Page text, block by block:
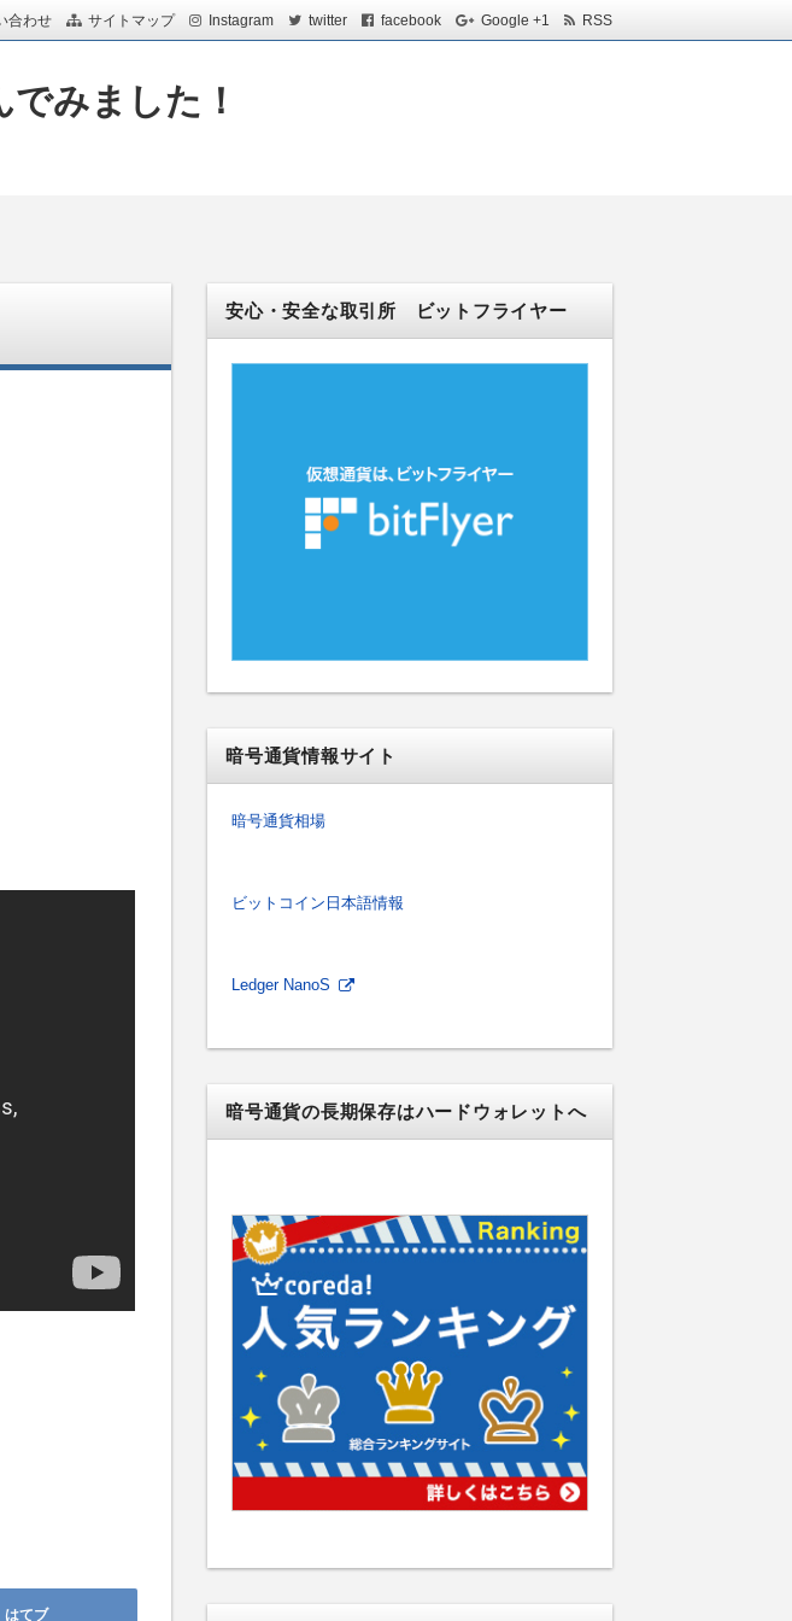
合わせ サイトマップ Instagram twitter facebook Google +1 RSS
でみました！
はてブ
安心・安全な取引所 ビットフライヤー
暗号通貨情報サイト
暗号通貨相場
ビットコイン日本語情報
Ledger NanoS
暗号通貨の長期保存はハードウォレットへ